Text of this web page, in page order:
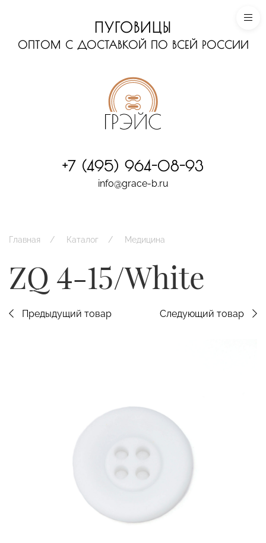
ПУГОВИЦЫ
ОПТОМ С ДОСТАВКОЙ ПО ВСЕЙ РОССИИ
+7 (495) 964-08-93
info@grace-b.ru
Главная Каталог Медицина
ZQ 4-15/White
Предыдущий товар Следующий товар